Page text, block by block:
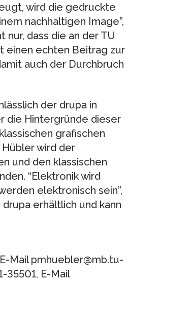
wird die gedruckte
nachhaltigen Image”,
dass die an der TU
einen echten Beitrag zur
auch der Durchbruch
der drupa in
die Hintergründe dieser
grafischen
wird der
und den klassischen
“Elektronik wird
elektronisch sein”,
erhältlich und kann
Mail pmhuebler@mb.tu-
35501, E-Mail